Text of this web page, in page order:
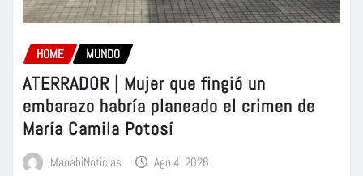
HOME MUNDO
ATERRADOR | Mujer que fingió un
embarazo habría planeado el crimen de
María Camila Potosí
ManabiNoticias Ago 4, 2026